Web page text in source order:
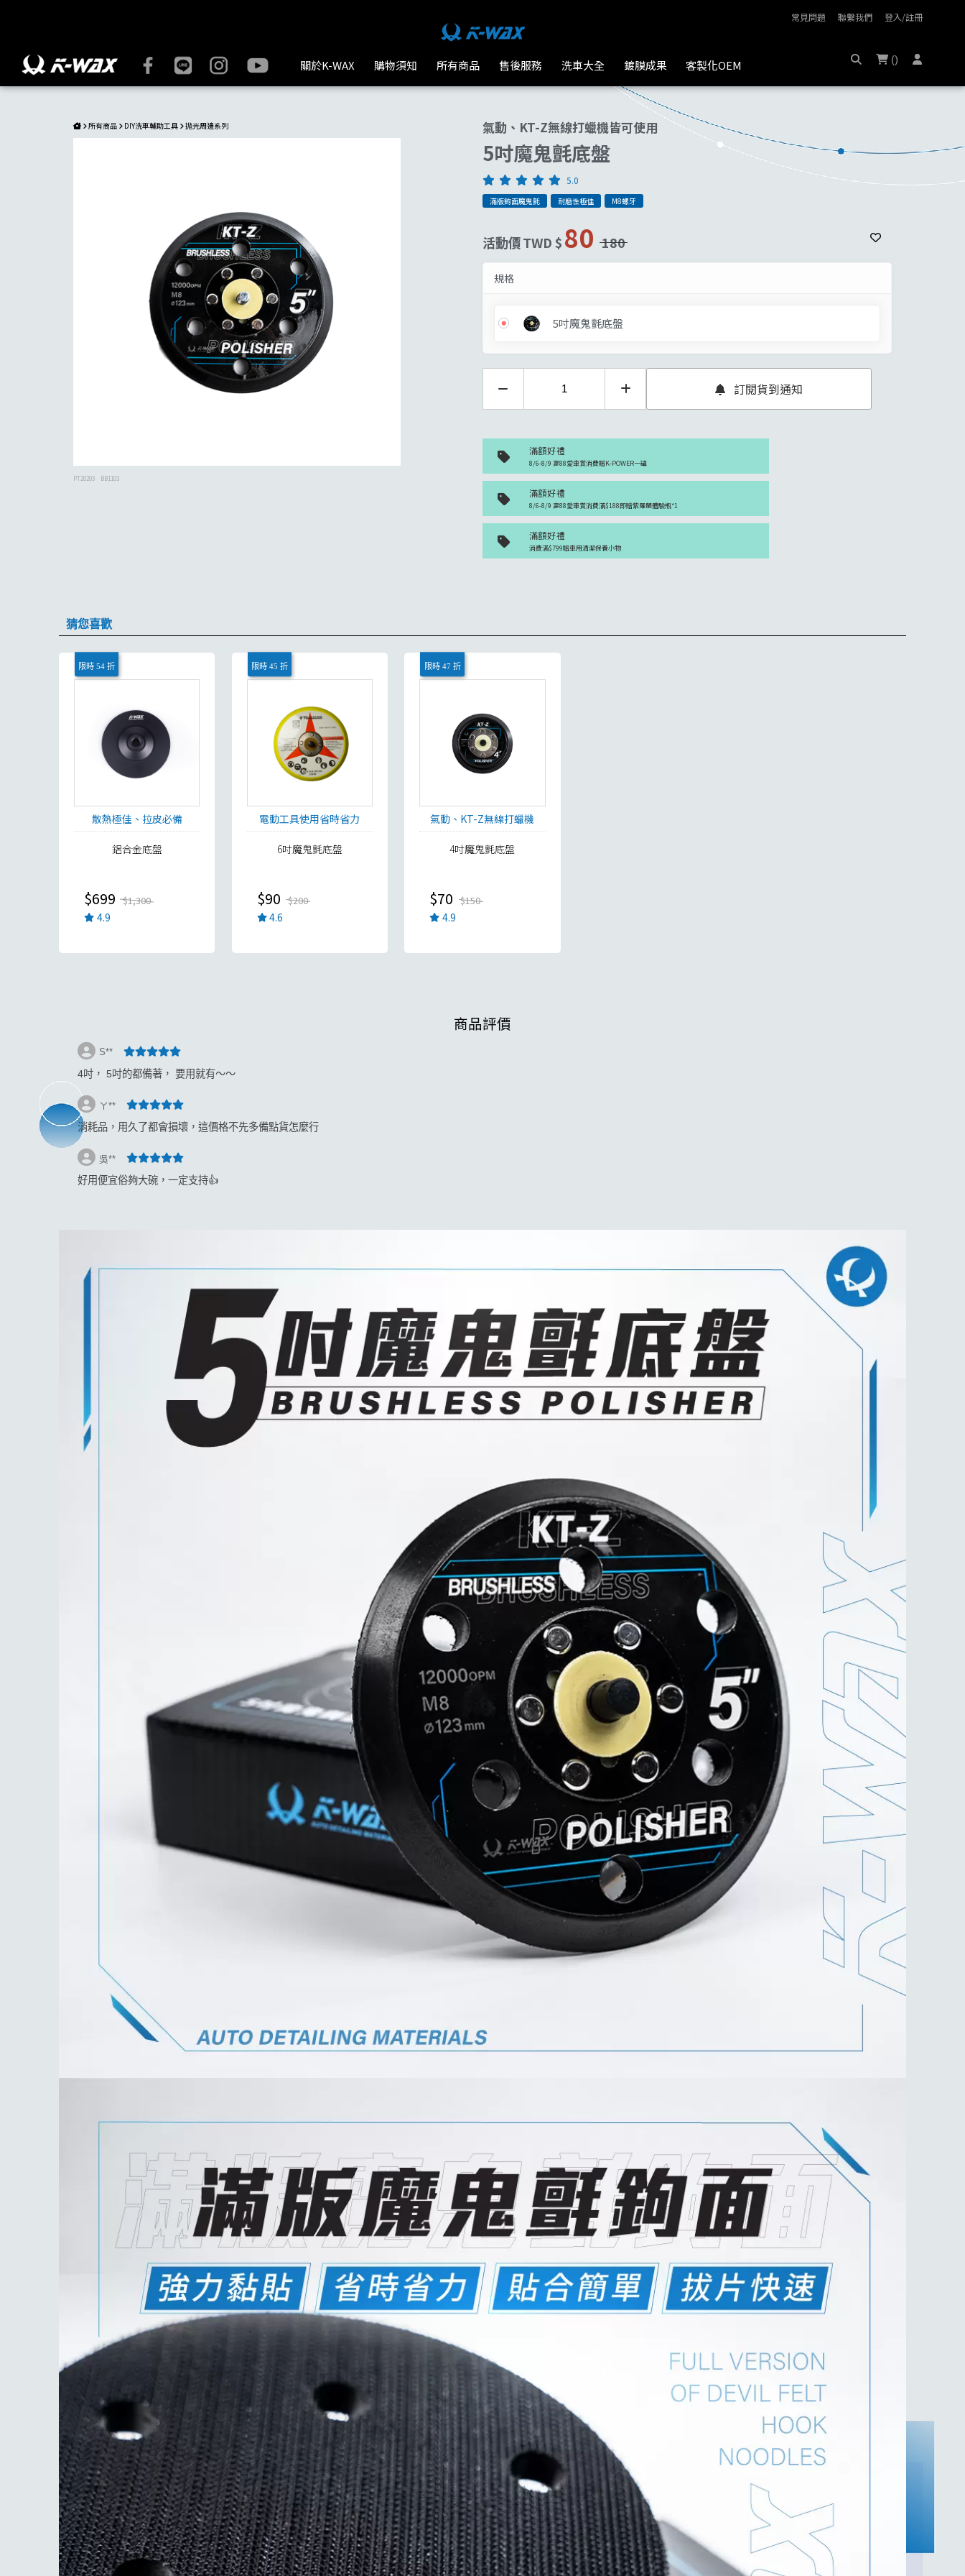
常見問題 聯繫我們 登入/註冊
()
關於K-WAX 購物須知 所有商品 售後服務 洗車大全 鍍膜成果 客製化OEM
所有商品 DIY洗車輔助工具 拋光周邊系列
PT20203 BB1103
氣動、KT-Z無線打蠟機皆可使用
5吋魔鬼氈底盤
5.0
滿版鉤面魔鬼氈 耐磨性極佳 M8螺牙
活動價TWD $80 180
規格
5吋魔鬼氈底盤
訂閱貨到通知
滿額好禮
8/6-8/9 富88愛車賞消費贈K-POWER一罐
滿額好禮
8/6-8/9 富88愛車賞消費滿$188即贈紫羅蘭體驗瓶*1
滿額好禮
消費滿$799贈車用清潔保養小物
猜您喜歡
限時 54 折
散熱極佳、拉皮必備
鋁合金底盤
$699 $1,300
4.9
限時 45 折
電動工具使用省時省力
6吋魔鬼氈底盤
$90 $200
4.6
限時 47 折
氣動、KT-Z無線打蠟機
皆可使用
4吋魔鬼氈底盤
$70 $150
4.9
商品評價
S**
4吋， 5吋的都備著， 要用就有～～
ㄚ**
消耗品，用久了都會損壞，這價格不先多備點貨怎麼行
吳**
好用便宜俗夠大碗，一定支持👍